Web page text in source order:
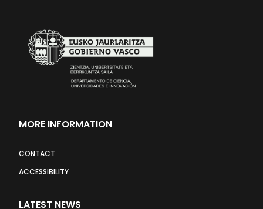
MORE INFORMATION
CONTACT
ACCESSIBILITY
LATEST NEWS